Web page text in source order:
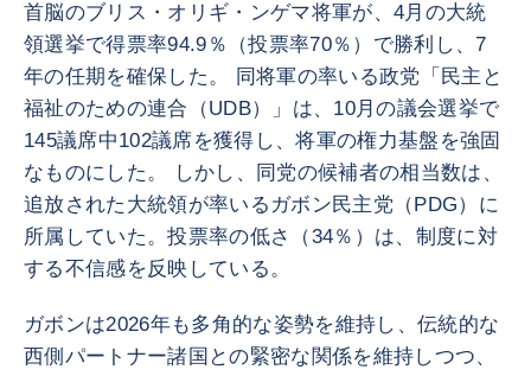
首脳のブリス・オリギ・ンゲマ将軍が、4月の大統
領選挙で得票率94.9％（投票率70％）で勝利し、7
年の任期を確保した。 同将軍の率いる政党「民主と
福祉のための連合（UDB）」は、10月の議会選挙で
145議席中102議席を獲得し、将軍の権力基盤を強固
なものにした。 しかし、同党の候補者の相当数は、
追放された大統領が率いるガボン民主党（PDG）に
所属していた。投票率の低さ（34％）は、制度に対
する不信感を反映している。
ガボンは2026年も多角的な姿勢を維持し、伝統的な
西側パートナー諸国との緊密な関係を維持しつつ、